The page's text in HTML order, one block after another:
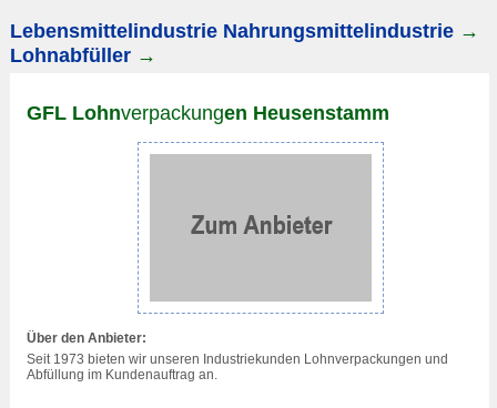
Lebensmittelindustrie Nahrungsmittelindustrie →
Lohnabfüller →
GFL Lohnverpackungen Heusenstamm
Über den Anbieter:
Seit 1973 bieten wir unseren Industriekunden Lohnverpackungen und
Abfüllung im Kundenauftrag an.